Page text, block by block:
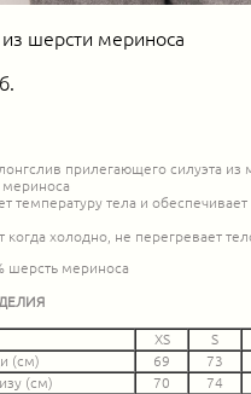
шерсти мериноса
прилегающего силуэта из
температуру тела и
когда холодно, не перегревает
шерсть мериноса
XS S
(см)
69 73
(см)
70 74